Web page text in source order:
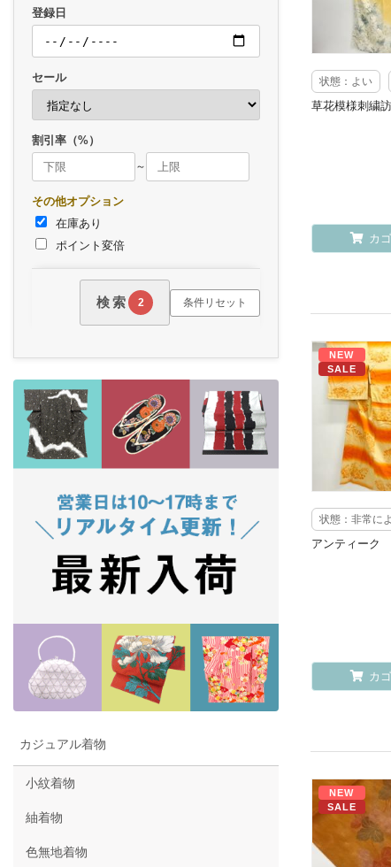
登録日
セール
割引率（%）
～
その他オプション
在庫あり
ポイント変倍
検索 2 条件リセット
カジュアル着物
小紋着物
紬着物
色無地着物
状態：よい
草花模様刺繍
カ
NEW
SALE
状態：非常に
アンティーク
カ
NEW
SALE